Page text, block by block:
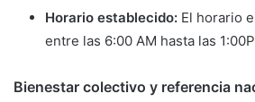
Horario establecido: El horario
entre las 6:00 AM hasta las
Bienestar colectivo y referencia